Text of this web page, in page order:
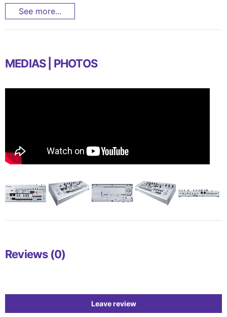
See more...
MEDIAS | PHOTOS
Reviews (0)
Leave review